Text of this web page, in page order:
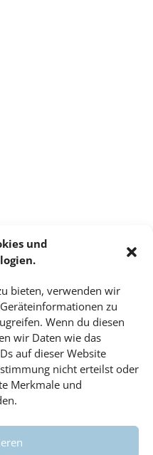
und
bieten, verwenden wir
zu
Wenn du diesen
wir Daten wie das
auf dieser Website
nicht erteilst oder
Merkmale und